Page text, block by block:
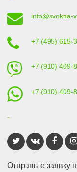
info@svokna-
+7 (495) 615-
+7 (910) 409-
+7 (910) 409-
Отправьте заявку